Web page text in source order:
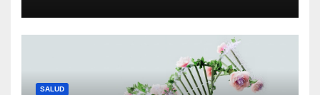
SALUD